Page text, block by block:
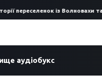
переселенок із Волновахи та
аудіобукс